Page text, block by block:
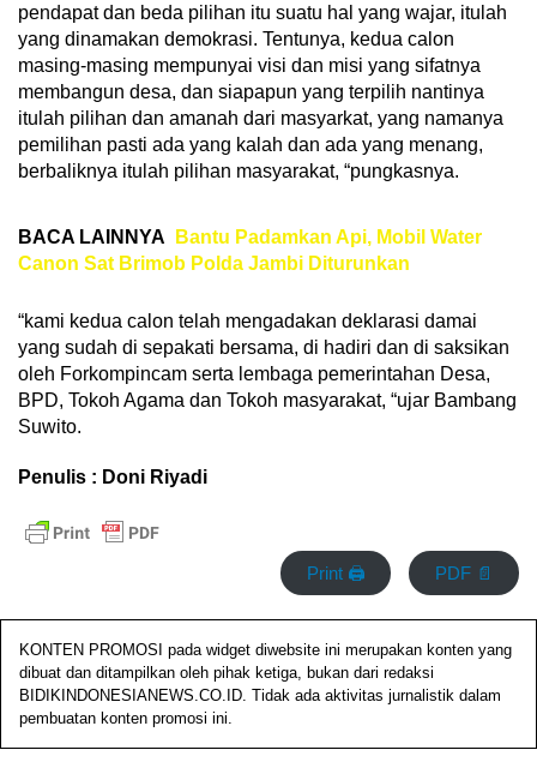
pendapat dan beda pilihan itu suatu hal yang wajar, itulah
yang dinamakan demokrasi. Tentunya, kedua calon
masing-masing mempunyai visi dan misi yang sifatnya
membangun desa, dan siapapun yang terpilih nantinya
itulah pilihan dan amanah dari masyarkat, yang namanya
pemilihan pasti ada yang kalah dan ada yang menang,
berbaliknya itulah pilihan masyarakat, “pungkasnya.
BACA LAINNYA
Bantu Padamkan Api, Mobil Water
Canon Sat Brimob Polda Jambi Diturunkan
“kami kedua calon telah mengadakan deklarasi damai
yang sudah di sepakati bersama, di hadiri dan di saksikan
oleh Forkompincam serta lembaga pemerintahan Desa,
BPD, Tokoh Agama dan Tokoh masyarakat, “ujar Bambang
Suwito.
Penulis : Doni Riyadi
Print 🖨 PDF 📄
KONTEN PROMOSI pada widget diwebsite ini merupakan konten yang
dibuat dan ditampilkan oleh pihak ketiga, bukan dari redaksi
BIDIKINDONESIANEWS.CO.ID. Tidak ada aktivitas jurnalistik dalam
pembuatan konten promosi ini.